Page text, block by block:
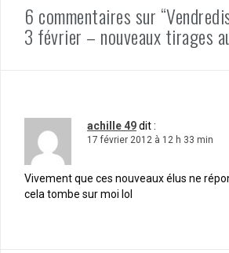
6 commentaires sur
3 février – nouveaux tirages
achille 49dit :
17 février 2012 à 12 h 33 min
Vivement que ces nouveaux élus ne
cela tombe sur moi lol